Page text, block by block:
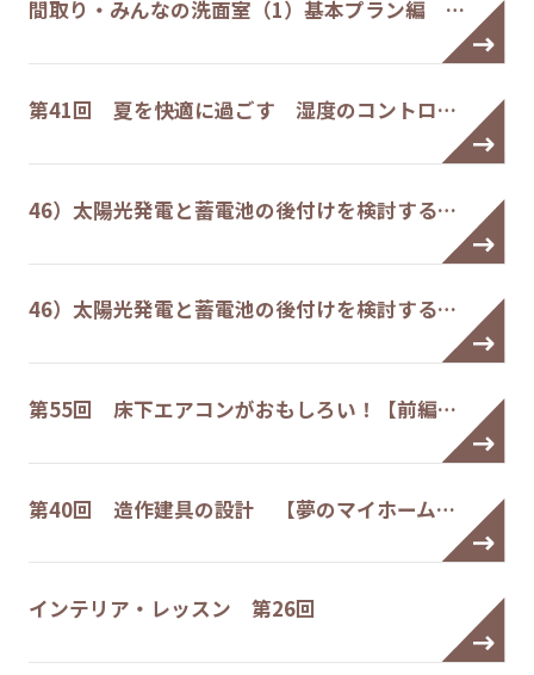
間取り・みんなの洗面室（1）基本プラン編 …
第41回 夏を快適に過ごす 湿度のコントロ…
46）太陽光発電と蓄電池の後付けを検討する…
46）太陽光発電と蓄電池の後付けを検討する…
第55回 床下エアコンがおもしろい！【前編…
第40回 造作建具の設計 【夢のマイホーム…
インテリア・レッスン 第26回